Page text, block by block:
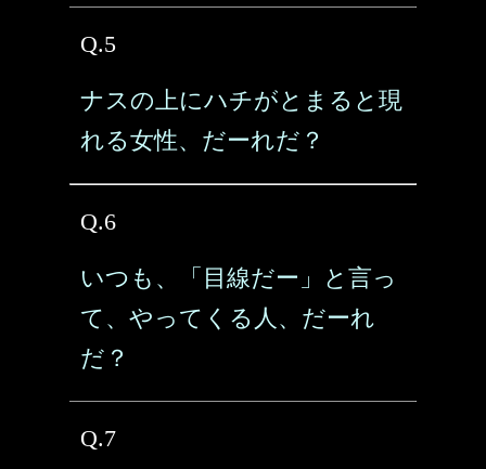
Q.5
ナスの上にハチがとまると現
れる女性、だーれだ？
Q.6
いつも、「目線だー」と言っ
て、やってくる人、だーれ
だ？
Q.7